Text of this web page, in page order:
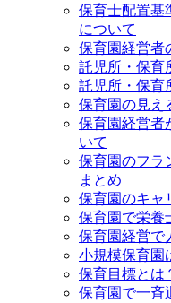
保育士配置基
について
保育園経営者
託児所・保育
託児所・保育
保育園の見え
保育園経営者
いて
保育園のフラ
まとめ
保育園のキャ
保育園で栄養
保育園経営で
小規模保育園
保育目標とは
保育園で一斉